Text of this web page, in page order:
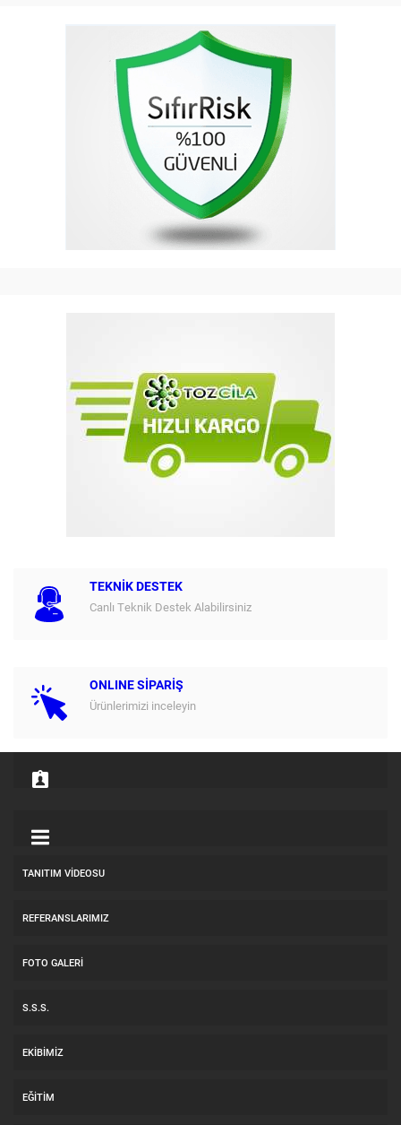
TEKNİK DESTEK
Canlı Teknik Destek Alabilirsiniz
ONLINE SİPARİŞ
Ürünlerimizi inceleyin
TANITIM VIDEOSU
REFERANSLARIMIZ
FOTO GALERI
S.S.S.
EKIBIMIZ
EĞITIM